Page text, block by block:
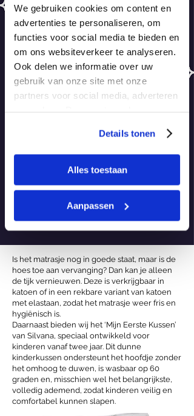
We gebruiken cookies om content en
advertenties te personaliseren, om
functies voor social media te bieden en
om ons websiteverkeer te analyseren.
Ook delen we informatie over uw
gebruik van onze site met onze
partners voor social media, adverteren
andere informatie die u aan ze heeft
verstrekt of die ze hebben verzameld
op basis van uw gebruik van hun
services.
Details tonen
Alles toestaan
Aanpassen
optimaal bij te dragen aan de groei en
vervaardigd uit hoogwaardige materialen die
een goede ondersteuning bieden, zodat
spieren kunnen ontspannen en kinderen
rustiger en dieper slapen. Bovendien
materialen uit Nederland, volledig vrij van
CFK’s en andere schadelijke stoffen.
Is het matrasje nog in goede staat, maar is de
hoes toe aan vervanging? Dan kan je alleen
de tijk vernieuwen. Deze is verkrijgbaar in
katoen of in een rekbare variant van katoen
met elastaan, zodat het matrasje weer fris en
hygiënisch is.
Daarnaast bieden wij het ‘Mijn Eerste Kussen’
van Silvana, speciaal ontwikkeld voor
kinderen vanaf twee jaar. Dit dunne
kinderkussen ondersteunt het hoofdje zonder
het omhoog te duwen, is wasbaar op 60
graden en, misschien wel het belangrijkste,
volledig ademend, zodat kinderen veilig en
comfortabel kunnen slapen.